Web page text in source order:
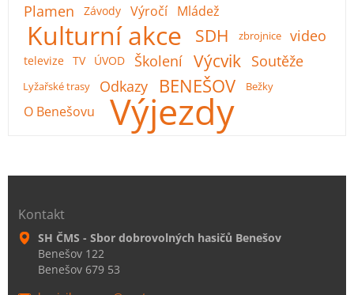
Plamen Závody Výročí Mládež
Kulturní akce SDH zbrojnice video
televize TV ÚVOD Školení Výcvik Soutěže
Lyžařské trasy Odkazy BENEŠOV Bežky
O Benešovu Výjezdy
Kontakt
SH ČMS - Sbor dobrovolných hasičů Benešov
Benešov 122
Benešov 679 53